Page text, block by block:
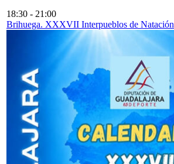
18:30 - 21:00
Brihuega. XXXVII Interpueblos de Natación